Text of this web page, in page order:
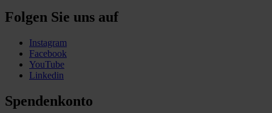
Folgen Sie uns auf
Instagram
Facebook
YouTube
Linkedin
Spendenkonto